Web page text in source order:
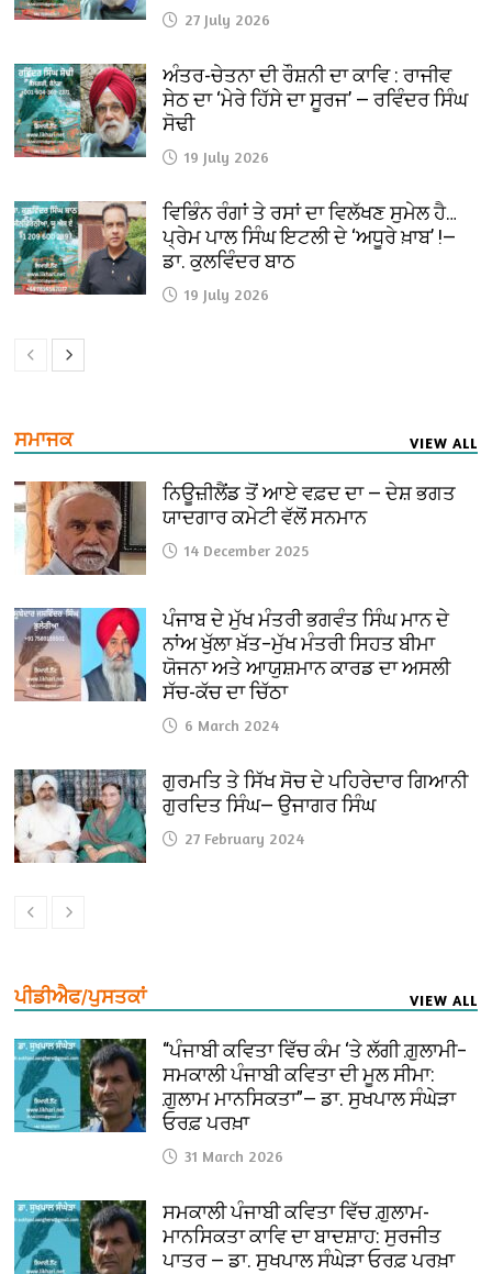
27 July 2026
ਅੰਤਰ-ਚੇਤਨਾ ਦੀ ਰੌਸ਼ਨੀ ਦਾ ਕਾਵਿ : ਰਾਜੀਵ
ਸੇਠ ਦਾ ‘ਮੇਰੇ ਹਿੱਸੇ ਦਾ ਸੂਰਜ’ — ਰਵਿੰਦਰ ਸਿੰਘ
ਸੋਢੀ
19 July 2026
ਵਿਭਿੰਨ ਰੰਗਾਂ ਤੇ ਰਸਾਂ ਦਾ ਵਿਲੱਖਣ ਸੁਮੇਲ ਹੈ…
ਪ੍ਰੇਮ ਪਾਲ ਸਿੰਘ ਇਟਲੀ ਦੇ ‘ਅਧੂਰੇ ਖ਼ਾਬ’ !—
ਡਾ. ਕੁਲਵਿੰਦਰ ਬਾਠ
19 July 2026
ਸਮਾਜਕ VIEW ALL
ਨਿਊਜ਼ੀਲੈਂਡ ਤੋਂ ਆਏ ਵਫ਼ਦ ਦਾ — ਦੇਸ਼ ਭਗਤ
ਯਾਦਗਾਰ ਕਮੇਟੀ ਵੱਲੋਂ ਸਨਮਾਨ
14 December 2025
ਪੰਜਾਬ ਦੇ ਮੁੱਖ ਮੰਤਰੀ ਭਗਵੰਤ ਸਿੰਘ ਮਾਨ ਦੇ
ਨਾਂਅ ਖੁੱਲਾ ਖ਼ੱਤ–ਮੁੱਖ ਮੰਤਰੀ ਸਿਹਤ ਬੀਮਾ
ਯੋਜਨਾ ਅਤੇ ਆਯੁਸ਼ਮਾਨ ਕਾਰਡ ਦਾ ਅਸਲੀ
ਸੱਚ-ਕੱਚ ਦਾ ਚਿੱਠਾ
6 March 2024
ਗੁਰਮਤਿ ਤੇ ਸਿੱਖ ਸੋਚ ਦੇ ਪਹਿਰੇਦਾਰ ਗਿਆਨੀ
ਗੁਰਦਿਤ ਸਿੰਘ— ਉਜਾਗਰ ਸਿੰਘ
27 February 2024
ਪੀਡੀਐਫ/ਪੁਸਤਕਾਂ VIEW ALL
“ਪੰਜਾਬੀ ਕਵਿਤਾ ਵਿੱਚ ਕੰਮ ‘ਤੇ ਲੱਗੀ ਗ਼ੁਲਾਮੀ–
ਸਮਕਾਲੀ ਪੰਜਾਬੀ ਕਵਿਤਾ ਦੀ ਮੂਲ ਸੀਮਾ:
ਗ਼ੁਲਾਮ ਮਾਨਸਿਕਤਾ”— ਡਾ. ਸੁਖਪਾਲ ਸੰਘੇੜਾ
ਓਰਫ਼ ਪਰਖ਼ਾ
31 March 2026
ਸਮਕਾਲੀ ਪੰਜਾਬੀ ਕਵਿਤਾ ਵਿੱਚ ਗ਼ੁਲਾਮ-
ਮਾਨਸਿਕਤਾ ਕਾਵਿ ਦਾ ਬਾਦਸ਼ਾਹ: ਸੁਰਜੀਤ
ਪਾਤਰ — ਡਾ. ਸੁਖਪਾਲ ਸੰਘੇੜਾ ਓਰਫ਼ ਪਰਖ਼ਾ